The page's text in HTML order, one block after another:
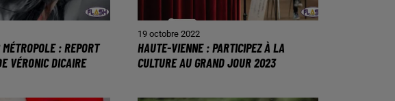
: REPORT
VÉRONIC DICAIRE
19 octobre 2022
HAUTE-VIENNE : PARTICIPEZ À LA
CULTURE AU GRAND JOUR 2023